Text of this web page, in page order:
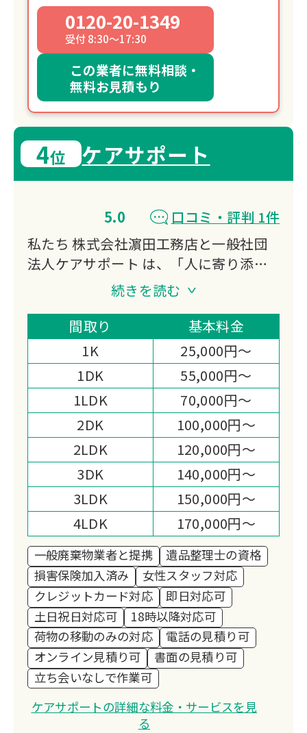
0120-20-1349
受付 8:30～17:30
この業者に無料相談・
無料お見積もり
4位 ケアサポート
5.0
口コミ・評判 1件
私たち 株式会社濵田工務店と一般社団
法人ケアサポート は、「人に寄り添
い、暮らしに寄り添う存在でありたい」
という想いを胸に、地域に根差したサー
ビスを大切に育んでまいりました。
終活相談や遺品整理、特殊清掃、リフォ
ーム、日々の暮らしのサポートまで──
ご依頼のひとつひとつには、その方の人
生やご家族の想いが込められています。
だからこそ、私たちは作業を“業務”とし
てではなく、「大切な思い出を守り、未
来へとつなぐお手伝い」として心を込め
て取り組んでいます。
また、貴金属や骨董品の買取・回収で
は、お預かりしたお品を次の価値へと生
かすとともに、その一部を ユニセフ募
金 として寄付する活動を続けておりま
す。
お客様の想いが、やがて子どもたちの未
来を支える力となる。
そんな「つながり」を生み出せること
が、私たちの誇りです。
私たちが目指しているのは、「困ったと
きに一番に思い出していただける存
続きを読む
間取り
基本料金
1K
25,000円～
1DK
55,000円～
1LDK
70,000円～
2DK
100,000円～
2LDK
120,000円～
3DK
140,000円～
3LDK
150,000円～
4LDK
170,000円～
一般廃棄物業者と提携
遺品整理士の資格
損害保険加入済み
女性スタッフ対応
クレジットカード対応
即日対応可
土日祝日対応可
18時以降対応可
荷物の移動のみの対応
電話の見積り可
オンライン見積り可
書面の見積り可
立ち会いなしで作業可
ケアサポートの詳細な料金・サービスを見
る